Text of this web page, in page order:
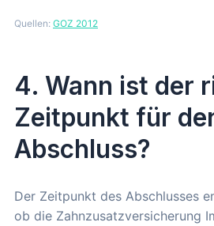
Quellen: GOZ 2012
4. Wann ist der
Zeitpunkt für
Abschluss?
Der Zeitpunkt des Abschlusses
ob die Zahnzusatzversicherung